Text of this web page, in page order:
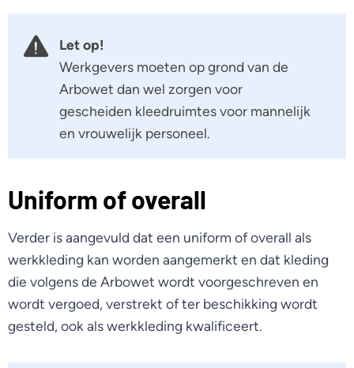
Let op!
Werkgevers moeten op grond van de
Arbowet dan wel zorgen voor
gescheiden kleedruimtes voor mannelijk
en vrouwelijk personeel.
Uniform of overall
Verder is aangevuld dat een uniform of overall als
werkkleding kan worden aangemerkt en dat kleding
die volgens de Arbowet wordt voorgeschreven en
wordt vergoed, verstrekt of ter beschikking wordt
gesteld, ook als werkkleding kwalificeert.